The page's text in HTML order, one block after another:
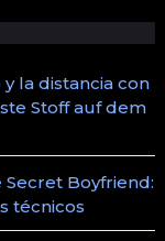
la distancia con
Stoff auf dem
Secret Boyfriend:
técnicos